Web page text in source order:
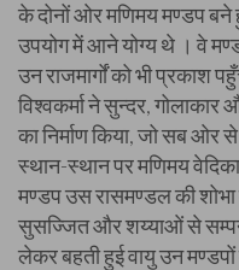
के दोनों ओर मणिमय मण्डप बने
उपयोग में आने योग्य थे । वे
उन राजमार्गों को भी प्रकाश
विश्वकर्मा ने सुन्दर,
का निर्माण किया, जो सब
स्थान-स्थान पर मणिमय
मण्डप उस रासमण्डल की
सुसज्जित और शय्याओं से
लेकर बहती हुई वायु उन